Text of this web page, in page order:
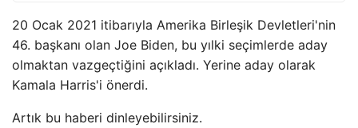
20 Ocak 2021 itibarıyla Amerika Birleşik Devletleri'nin
46. başkanı olan Joe Biden, bu yılki seçimlerde aday
olmaktan vazgeçtiğini açıkladı. Yerine aday olarak
Kamala Harris'i önerdi.
Artık bu haberi dinleyebilirsiniz.